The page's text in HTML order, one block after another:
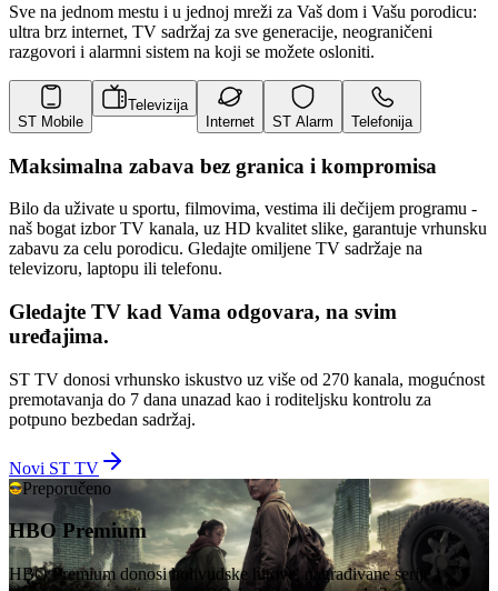
Sve na jednom mestu i u jednoj mreži za Vaš dom i Vašu porodicu:
ultra brz internet, TV sadržaj za sve generacije, neograničeni
razgovori i alarmni sistem na koji se možete osloniti.
ST Mobile
Televizija
Internet
ST Alarm Telefonija
Maksimalna zabava bez granica i kompromisa
Bilo da uživate u sportu, filmovima, vestima ili dečijem programu -
naš bogat izbor TV kanala, uz HD kvalitet slike, garantuje vrhunsku
zabavu za celu porodicu. Gledajte omiljene TV sadržaje na
televizoru, laptopu ili telefonu.
Gledajte TV kad Vama odgovara, na svim
uređajima.
ST TV donosi vrhunsko iskustvo uz više od 270 kanala, mogućnost
premotavanja do 7 dana unazad kao i roditeljsku kontrolu za
potpuno bezbedan sadržaj.
Novi ST TV
Preporučeno
HBO Premium
HBO Premium donosi holivudske hitove, nagrađivane serije i